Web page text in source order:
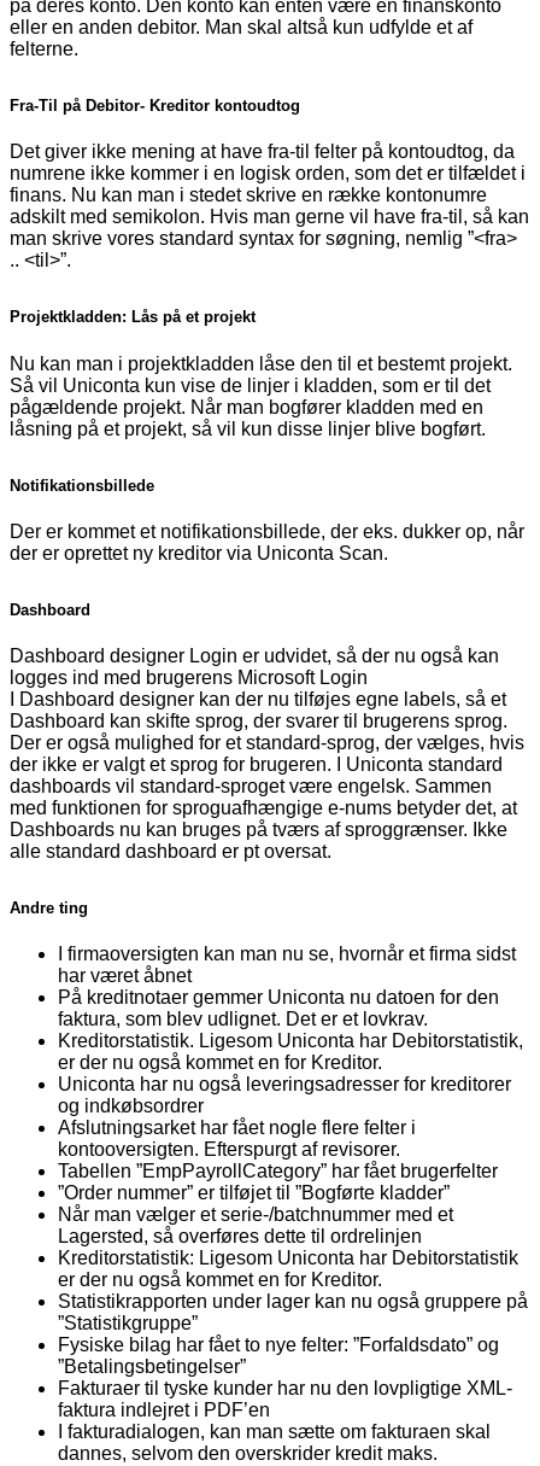
på deres konto. Den konto kan enten være en finanskonto
eller en anden debitor. Man skal altså kun udfylde et af
felterne.
Fra-Til på Debitor- Kreditor kontoudtog
Det giver ikke mening at have fra-til felter på kontoudtog, da
numrene ikke kommer i en logisk orden, som det er tilfældet i
finans. Nu kan man i stedet skrive en række kontonumre
adskilt med semikolon. Hvis man gerne vil have fra-til, så kan
man skrive vores standard syntax for søgning, nemlig ”<fra>
.. <til>”.
Projektkladden: Lås på et projekt
Nu kan man i projektkladden låse den til et bestemt projekt.
Så vil Uniconta kun vise de linjer i kladden, som er til det
pågældende projekt. Når man bogfører kladden med en
låsning på et projekt, så vil kun disse linjer blive bogført.
Notifikationsbillede
Der er kommet et notifikationsbillede, der eks. dukker op, når
der er oprettet ny kreditor via Uniconta Scan.
Dashboard
Dashboard designer Login er udvidet, så der nu også kan
logges ind med brugerens Microsoft Login
I Dashboard designer kan der nu tilføjes egne labels, så et
Dashboard kan skifte sprog, der svarer til brugerens sprog.
Der er også mulighed for et standard-sprog, der vælges, hvis
der ikke er valgt et sprog for brugeren. I Uniconta standard
dashboards vil standard-sproget være engelsk. Sammen
med funktionen for sproguafhængige e-nums betyder det, at
Dashboards nu kan bruges på tværs af sproggrænser. Ikke
alle standard dashboard er pt oversat.
Andre ting
I firmaoversigten kan man nu se, hvornår et firma sidst
har været åbnet
På kreditnotaer gemmer Uniconta nu datoen for den
faktura, som blev udlignet. Det er et lovkrav.
Kreditorstatistik. Ligesom Uniconta har Debitorstatistik,
er der nu også kommet en for Kreditor.
Uniconta har nu også leveringsadresser for kreditorer
og indkøbsordrer
Afslutningsarket har fået nogle flere felter i
kontooversigten. Efterspurgt af revisorer.
Tabellen ”EmpPayrollCategory” har fået brugerfelter
”Order nummer” er tilføjet til ”Bogførte kladder”
Når man vælger et serie-/batchnummer med et
Lagersted, så overføres dette til ordrelinjen
Kreditorstatistik: Ligesom Uniconta har Debitorstatistik
er der nu også kommet en for Kreditor.
Statistikrapporten under lager kan nu også gruppere på
”Statistikgruppe”
Fysiske bilag har fået to nye felter: ”Forfaldsdato” og
”Betalingsbetingelser”
Fakturaer til tyske kunder har nu den lovpligtige XML-
faktura indlejret i PDF’en
I fakturadialogen, kan man sætte om fakturaen skal
dannes, selvom den overskrider kredit maks.